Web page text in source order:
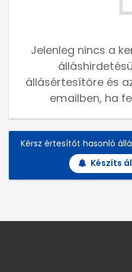
Jelenleg nincs a
állásértesítőre és
emailben, ha
Kérsz értesítőt hasonló
Készíts